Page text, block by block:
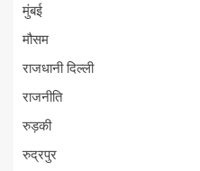
मुंबई
मौसम
राजधानी दिल्ली
राजनीति
रुड़की
रुद्रपुर